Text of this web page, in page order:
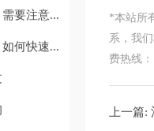
要注意...
何快速...
*本站所
系，我
费热线：
上一篇: